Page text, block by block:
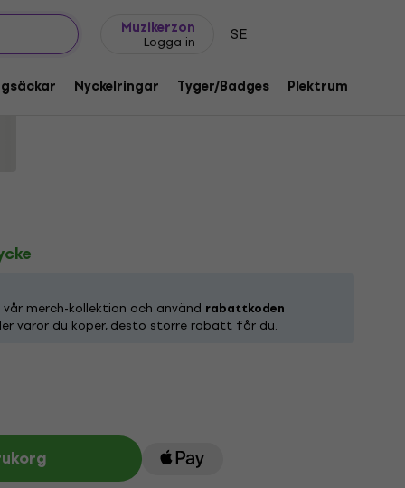
Muzikerzon
Logga in SE
Nyckelringar Tyger/Badges Plektrum
Scribble Black & Red XL Skjorta
1219550
merch-kollektion och använd rabattkoden
varor du köper, desto större rabatt får du.